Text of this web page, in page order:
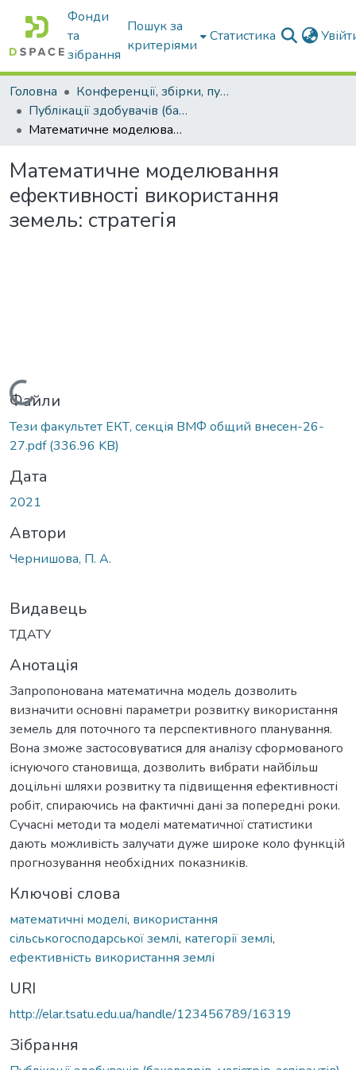
Фонди
та
зібрання
Пошук за
критеріями
Статистика
Головна
Конференції, збірки, публікації молодих вчених і здобувачів : магістрів, бакалаврів, аспірантів.
Публікації здобувачів (бакалаврів. магістрів, аспірантів)
Математичне моделювання ефективності використання земель: стратегія
Математичне моделювання
ефективності використання
земель: стратегія
Вантажиться...
Файли
Тези факультет ЕКТ, секція ВМФ общий внесен-26-
27.pdf(336.96 KB)
Дата
2021
Автори
Чернишова, П. А.
Видавець
ТДАТУ
Анотація
Запропонована математична модель дозволить
визначити основні параметри розвитку використання
земель для поточного та перспективного планування.
Вона зможе застосовуватися для аналізу сформованого
існуючого становища, дозволить вибрати найбільш
доцільні шляхи розвитку та підвищення ефективності
робіт, спираючись на фактичні дані за попередні роки.
Сучасні методи та моделі математичної статистики
дають можливість залучати дуже широке коло функцій
прогнозування необхідних показників.
Ключові слова
математичні моделі, використання
сільськогосподарської землі, категорії землі,
ефективність використання землі
URI
http://elar.tsatu.edu.ua/handle/123456789/16319
Зібрання